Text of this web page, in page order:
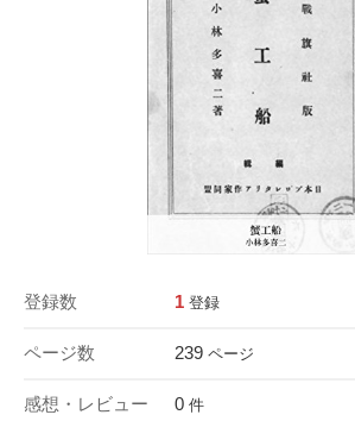
登録数 1 登録
ページ数 239 ページ
感想・レビュー 0 件